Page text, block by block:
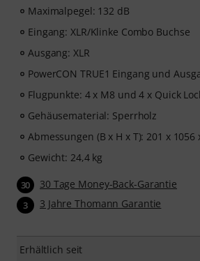
Maximalpegel: 132 dB
Eingang: XLR/Klinke Combo Buchse
Ausgang: XLR
PowerCON TRUE1 Eingang und
Flugpunkte: 4 x M8 und 4 x Quick
Gehäusematerial: Sperrholz
Abmessungen (B x H x T): 201 x 1056
Gewicht: 24,4 kg
30 30 Tage Money-Back-Garantie
3 3 Jahre Thomann Garantie
Erhältlich seit